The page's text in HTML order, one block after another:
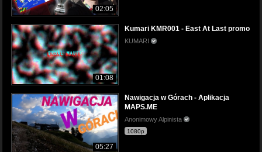
02:05
01:08
Kumari KMR001 - East At Last promo
KUMARI
05:27
Nawigacja w Górach - Aplikacja
MAPS.ME
Anonimowy Alpinista
1080p